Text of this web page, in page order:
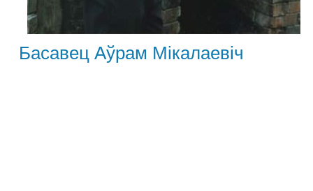
Басавец Аўрам Мiкалаевiч